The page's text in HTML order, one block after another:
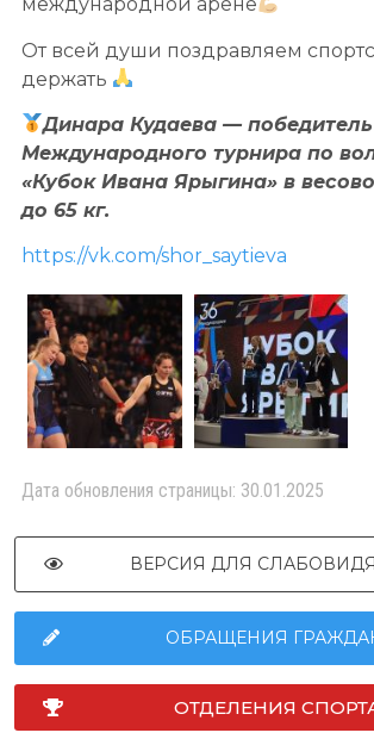
От всей души поздравляем
держать
Динара Кудаева —
Международного турнира по
«Кубок Ивана Ярыгина» в
до 65 кг.
https://vk.com/shor_saytieva
Дата обновления страницы: 30.01.2025
ВЕРСИЯ ДЛЯ
ОБРАЩЕНИЯ
ОТДЕЛЕНИЯ